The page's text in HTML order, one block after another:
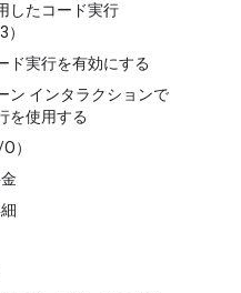
したコード実行
）
ド実行を有効にする
ン インタラクションで
を使用する
）